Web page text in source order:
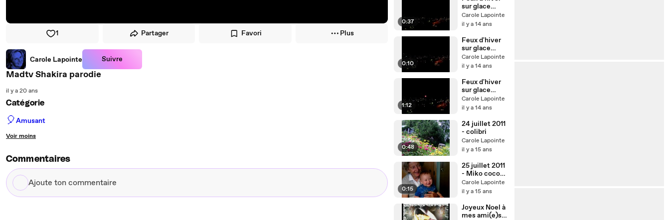
1 Partager Favori Plus
Carole Lapointe Suivre
Madtv Shakira parodie
il y a 20 ans
Catégorie
🎈Amusant
Voir moins
Commentaires
Ajoute
ton
0:37
sur glace
Telus de
Montréal du
-3
Carole Lapointe
il y a 14 ans
0:10
Feux d'hiver
sur glace
Telus de
Montréal du
-2
Carole Lapointe
il y a 14 ans
1:12
Feux d'hiver
sur glace
Telus de
Montréal du
Carole Lapointe
il y a 14 ans
0:48
24 juillet 2011
- colibri
Carole Lapointe
il y a 15 ans
0:15
25 juillet 2011
- Miko coco
rit
Carole Lapointe
il y a 15 ans
Joyeux Noel à
mes ami(e)s